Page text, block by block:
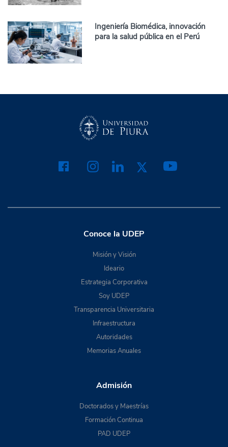
Ingeniería Biomédica, innovación
para la salud pública en el Perú
Conoce la UDEP
Misión y Visión
Ideario
Estrategia Corporativa
Soy UDEP
Transparencia Universitaria
Infraestructura
Autoridades
Memorias Anuales
Admisión
Doctorados y Maestrías
Formación Continua
PAD UDEP